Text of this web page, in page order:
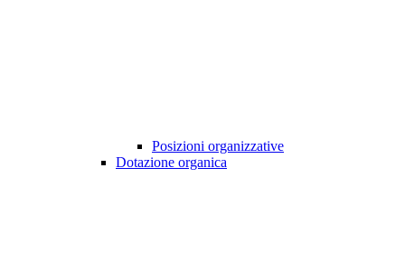
Posizioni organizzative
Dotazione organica